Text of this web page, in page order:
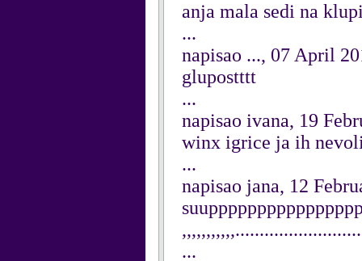
anja mala sedi na
...
napisao ..., 07 April
glupostttt
...
napisao ivana, 19
winx igrice ja ih
...
napisao jana, 12
...